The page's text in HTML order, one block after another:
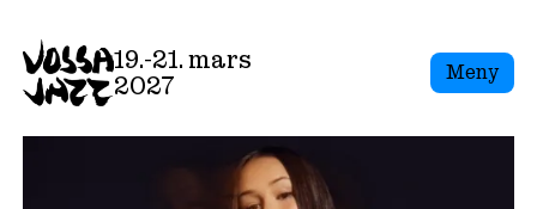
19.-21. mars
2027
Meny